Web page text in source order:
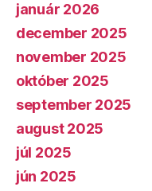
január 2026
december 2025
november 2025
október 2025
september 2025
august 2025
júl 2025
jún 2025